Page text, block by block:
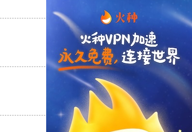
支持 [0] 反对[0]
支持[0] 反对